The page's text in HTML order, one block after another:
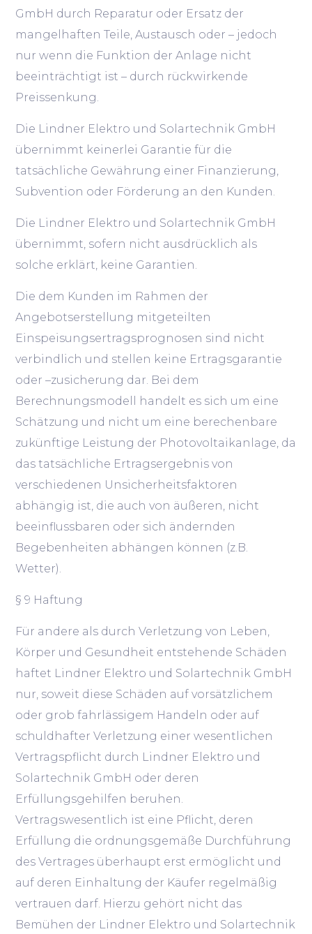
GmbH durch Reparatur oder Ersatz der
mangelhaften Teile, Austausch oder – jedoch
nur wenn die Funktion der Anlage nicht
beeinträchtigt ist – durch rückwirkende
Preissenkung.
Die Lindner Elektro und Solartechnik GmbH
übernimmt keinerlei Garantie für die
tatsächliche Gewährung einer Finanzierung,
Subvention oder Förderung an den Kunden.
Die Lindner Elektro und Solartechnik GmbH
übernimmt, sofern nicht ausdrücklich als
solche erklärt, keine Garantien.
Die dem Kunden im Rahmen der
Angebotserstellung mitgeteilten
Einspeisungsertragsprognosen sind nicht
verbindlich und stellen keine Ertragsgarantie
oder –zusicherung dar. Bei dem
Berechnungsmodell handelt es sich um eine
Schätzung und nicht um eine berechenbare
zukünftige Leistung der Photovoltaikanlage, da
das tatsächliche Ertragsergebnis von
verschiedenen Unsicherheitsfaktoren
abhängig ist, die auch von äußeren, nicht
beeinflussbaren oder sich ändernden
Begebenheiten abhängen können (z.B.
Wetter).
§ 9 Haftung
Für andere als durch Verletzung von Leben,
Körper und Gesundheit entstehende Schäden
haftet Lindner Elektro und Solartechnik GmbH
nur, soweit diese Schäden auf vorsätzlichem
oder grob fahrlässigem Handeln oder auf
schuldhafter Verletzung einer wesentlichen
Vertragspflicht durch Lindner Elektro und
Solartechnik GmbH oder deren
Erfüllungsgehilfen beruhen.
Vertragswesentlich ist eine Pflicht, deren
Erfüllung die ordnungsgemäße Durchführung
des Vertrages überhaupt erst ermöglicht und
auf deren Einhaltung der Käufer regelmäßig
vertrauen darf. Hierzu gehört nicht das
Bemühen der Lindner Elektro und Solartechnik